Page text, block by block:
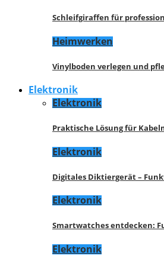
Schleifgiraffen für
Heimwerken
Vinylboden verlegen und
Elektronik
Elektronik
Praktische Lösung für
Elektronik
Digitales Diktiergerät –
Elektronik
Smartwatches entdecken:
Elektronik